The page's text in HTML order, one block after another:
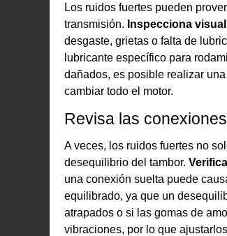
Los ruidos fuertes pueden
transmisión. Inspecciona
desgaste, grietas o falta de
lubricante específico para
dañados, es posible realizar
cambiar todo el motor.
Revisa las
A veces, los ruidos fuertes no
desequilibrio del tambor.
una conexión suelta puede
equilibrado, ya que un
atrapados o si las gomas de
vibraciones, por lo que